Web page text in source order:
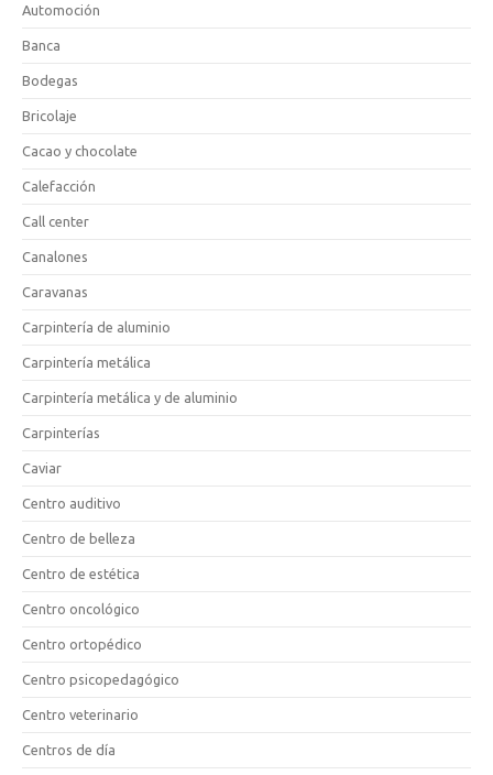
Automoción
Banca
Bodegas
Bricolaje
Cacao y chocolate
Calefacción
Call center
Canalones
Caravanas
Carpintería de aluminio
Carpintería metálica
Carpintería metálica y de aluminio
Carpinterías
Caviar
Centro auditivo
Centro de belleza
Centro de estética
Centro oncológico
Centro ortopédico
Centro psicopedagógico
Centro veterinario
Centros de día